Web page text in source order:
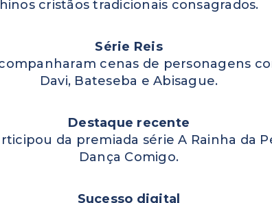
hinos cristãos tradicionais consagrados.
Série Reis
cenas de personagens
Davi, Bateseba e Abisague.
Destaque recente
da premiada série A Rainha da
Dança Comigo.
Sucesso digital